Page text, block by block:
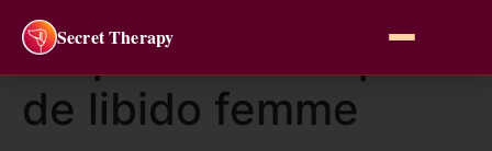
Secret Therapy
Étiquette :
manque
de libido femme